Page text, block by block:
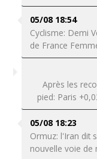
05/08 18:54
Cyclisme: Demi
de France
Après les
pied: Paris
05/08 18:23
Ormuz: l'Iran dit
nouvelle voie de